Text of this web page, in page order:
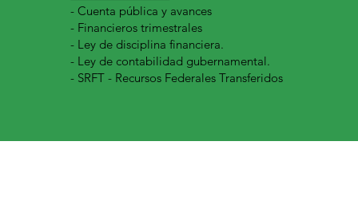
-Cuenta pública y avances
- Financieros trimestrales
- Ley de disciplina financiera.
- Ley de contabilidad gubernamental.
- SRFT - Recursos Federales Transferidos